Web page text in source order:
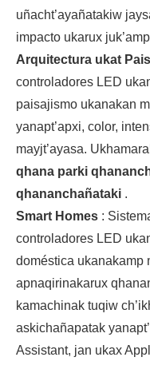
uñacht’ayañatakiw
impacto ukarux
Arquitectura ukat
controladores LED
paisajismo ukanakan
yanapt’apxi, color,
mayjt’ayasa.
qhana parki
qhananchañataki .
Smart Homes :
controladores LED
doméstica ukanakamp
apnaqirinakarux
kamachinak tuqiw
askichañapatak
Assistant, jan ukax